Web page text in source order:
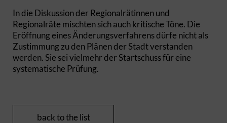
In die Diskussion der Regionalrätinnen und
Regionalräte mischten sich auch kritische Töne. Die
Eröffnung eines Änderungsverfahrens dürfe nicht als
Zustimmung zu den Plänen der Stadt verstanden
werden. Sie sei vielmehr der Startschuss für eine
systematische Prüfung.
back to the list